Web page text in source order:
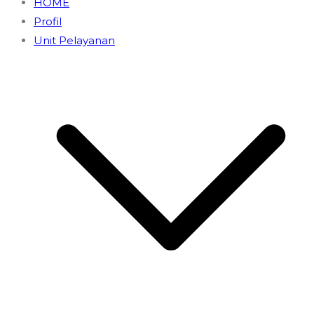
Profil
Unit Pelayanan